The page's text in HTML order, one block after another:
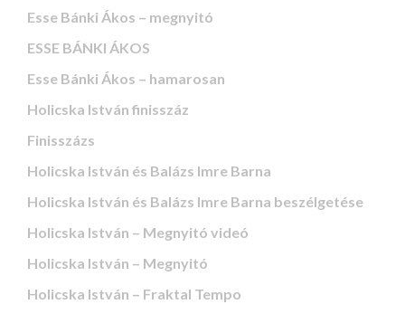
Esse Bánki Ákos – megnyitó
ESSE BÁNKI ÁKOS
Esse Bánki Ákos – hamarosan
Holicska István finisszáz
Finisszázs
Holicska István és Balázs Imre Barna
Holicska István és Balázs Imre Barna beszélgetése
Holicska István – Megnyitó videó
Holicska István – Megnyitó
Holicska István – Fraktal Tempo